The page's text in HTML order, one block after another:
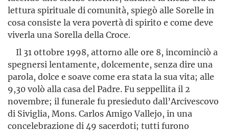
lettura spirituale di comunità, spiegò alle Sorelle in
cosa consiste la vera povertà di spirito e come deve
viverla una Sorella della Croce.
Il 31 ottobre 1998, attorno alle ore 8, incominciò a
spegnersi lentamente, dolcemente, senza dire una
parola, dolce e soave come era stata la sua vita; alle
9,30 volò alla casa del Padre. Fu seppellita il 2
novembre; il funerale fu presieduto dall’Arcivescovo
di Siviglia, Mons. Carlos Amigo Vallejo, in una
concelebrazione di 49 sacerdoti; tutti furono